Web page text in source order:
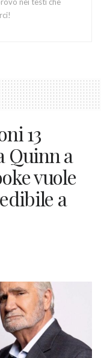
13
Quinn a
vuole
a